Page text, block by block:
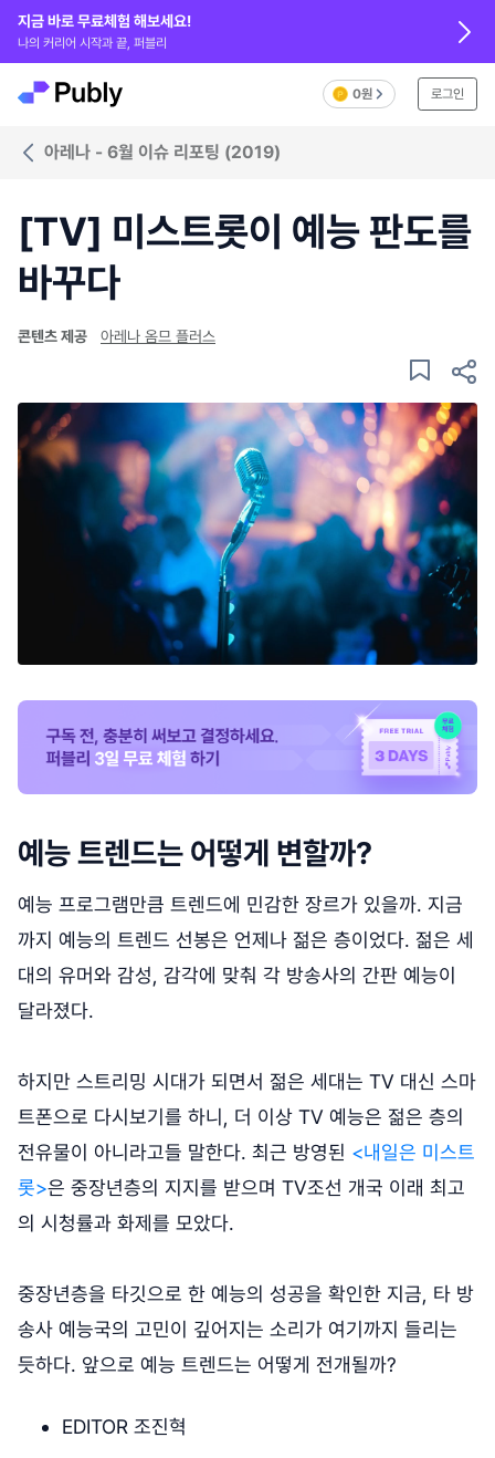
지금 바로 무료체험 해보세요!
나의 커리어 시작과 끝, 퍼블리
0원 로그인
아레나 - 6월 이슈 리포팅 (2019)
[TV] 미스트롯이 예능 판도를
바꾸다
콘텐츠 제공 아레나 옴므 플러스
예능 트렌드는 어떻게 변할까?
예능 프로그램만큼 트렌드에 민감한 장르가 있을까. 지금
까지 예능의 트렌드 선봉은 언제나 젊은 층이었다. 젊은 세
대의 유머와 감성, 감각에 맞춰 각 방송사의 간판 예능이
달라졌다.
하지만 스트리밍 시대가 되면서 젊은 세대는 TV 대신 스마
트폰으로 다시보기를 하니, 더 이상 TV 예능은 젊은 층의
전유물이 아니라고들 말한다. 최근 방영된 <내일은 미스트
롯>은 중장년층의 지지를 받으며 TV조선 개국 이래 최고
의 시청률과 화제를 모았다.
중장년층을 타깃으로 한 예능의 성공을 확인한 지금, 타 방
송사 예능국의 고민이 깊어지는 소리가 여기까지 들리는
듯하다. 앞으로 예능 트렌드는 어떻게 전개될까?
EDITOR 조진혁